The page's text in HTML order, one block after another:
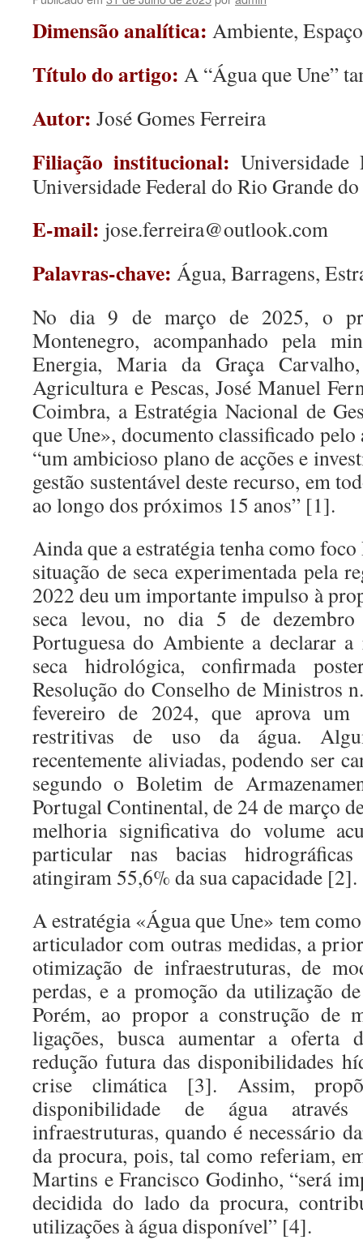
Dimensão analítica: Ambiente,
Título do artigo: A “Água que Une”
Autor: José Gomes Ferreira
Filiação institucional: Universidade
Universidade Federal do Rio Grande
E-mail: jose.ferreira@outlook.com
Palavras-chave: Água, Barragens,
No dia 9 de março de 2025, o
Montenegro, acompanhado pela
Energia, Maria da Graça
Agricultura e Pescas, José Manuel
Coimbra, a Estratégia Nacional de
que Une», documento classificado
“um ambicioso plano de acções e
gestão sustentável deste recurso, em
ao longo dos próximos 15 anos” [1].
Ainda que a estratégia tenha como
situação de seca experimentada pela
2022 deu um importante impulso à
seca levou, no dia 5 de
Portuguesa do Ambiente a declarar
seca hidrológica, confirmada
Resolução do Conselho de Ministros
fevereiro de 2024, que aprova um
restritivas de uso da água.
recentemente aliviadas, podendo ser
segundo o Boletim de
Portugal Continental, de 24 de março
melhoria significativa do volume
particular nas bacias
atingiram 55,6% da sua capacidade [2].
A estratégia «Água que Une» tem
articulador com outras medidas, a
otimização de infraestruturas, de
perdas, e a promoção da utilização
Porém, ao propor a construção de
ligações, busca aumentar a oferta
redução futura das disponibilidades
crise climática [3]. Assim,
disponibilidade de água
infraestruturas, quando é necessário
da procura, pois, tal como referiam,
Martins e Francisco Godinho, “será
decidida do lado da procura,
utilizações à água disponível” [4].